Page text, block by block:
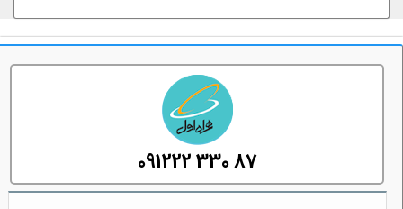
091222 330 87